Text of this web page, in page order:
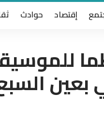
إقتصاد حوادث
بعين